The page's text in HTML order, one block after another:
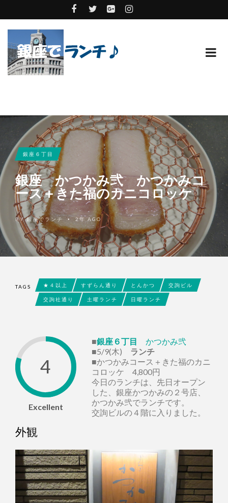
銀座６丁目
銀座 かつかみ弐 かつかみコ
ース＋きた福のカニコロッケ
BY銀座でランチ • 2年 AGO
TAGS ★４以上 すずらん通り とんかつ 交詢ビル
交詢社通り 土曜ランチ 日曜ランチ
4
Excellent
■銀座６丁目
かつかみ弐
■5/9(木) ランチ
■かつかみコース＋きた福のカニ
コロッケ 4,800円
今日のランチは、先日オープン
した、銀座かつかみの２号店、
かつかみ弐でランチです。
交詢ビルの４階に入りました。
外観